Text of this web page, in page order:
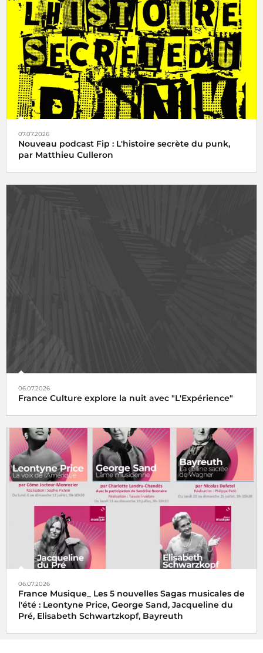
07.07.2026
Nouveau podcast Fip : L'histoire secrète du punk,
par Matthieu Culleron
06.07.2026
France Culture explore la nuit avec "L'Expérience"
06.07.2026
France Musique_ Les 5 nouvelles Sagas musicales de
l'été : Leontyne Price, George Sand, Jacqueline du
Pré, Elisabeth Schwartzkopf, Bayreuth